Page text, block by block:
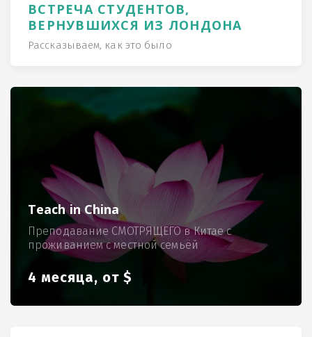
ВСТРЕЧА СТУДЕНТОВ,
ВЕРНУВШИХСЯ ИЗ ЛОНДОНА
Рассказываем, как это было
Teach in China
Преподавание СМОТРЯЩЕГО в Китае с
проживанием с местной семьёй
4 месяца, от $